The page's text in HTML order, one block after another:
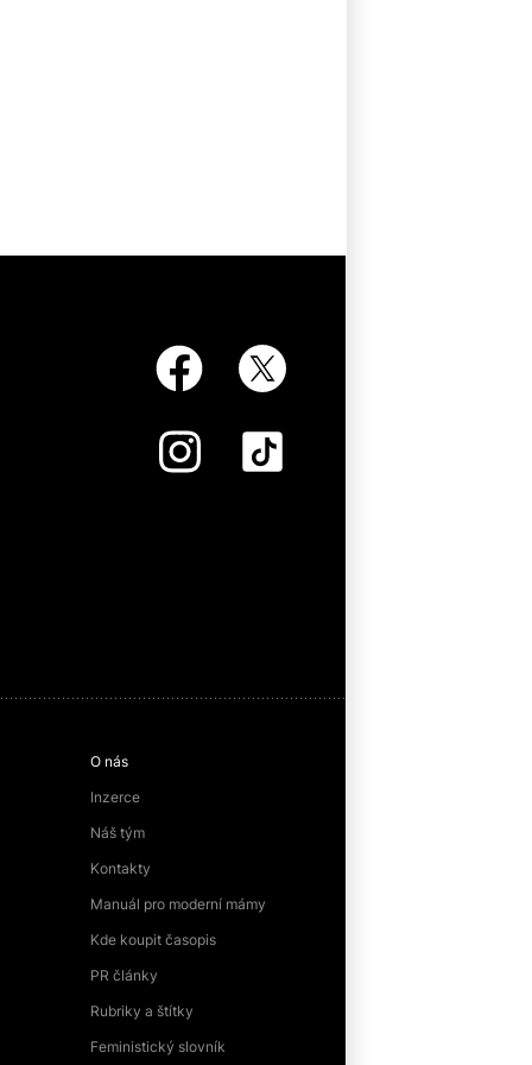
O nás
Inzerce
Náš tým
Kontakty
Manuál pro moderní mámy
Kde koupit časopis
PR články
Rubriky a štítky
Feministický slovník